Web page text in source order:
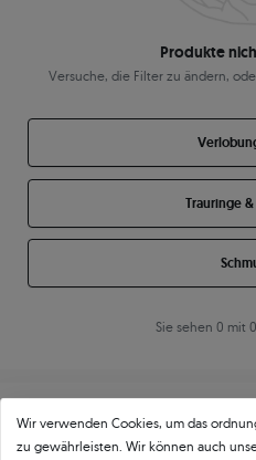
Produkte
Versuche, die Filter zu ändern,
Trauringe
Sie sehen 0 mit
Wir verwenden Cookies, um das
zu gewährleisten. Wir können auch